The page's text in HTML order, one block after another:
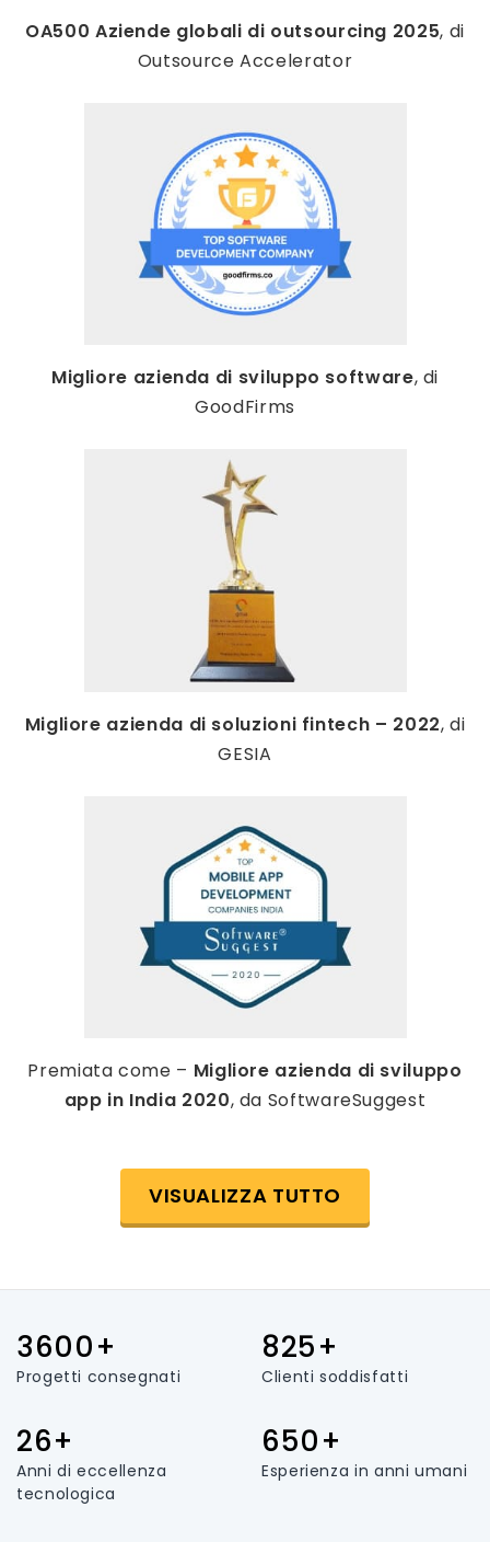
OA500 Aziende globali di outsourcing 2025, di
Outsource Accelerator
Migliore azienda di sviluppo software, di
GoodFirms
Migliore azienda di soluzioni fintech – 2022, di
GESIA
Premiata come – Migliore azienda di sviluppo
app in India 2020, da SoftwareSuggest
VISUALIZZA TUTTO
3600+
Progetti consegnati
825+
Clienti soddisfatti
26+
Anni di eccellenza
tecnologica
650+
Esperienza in anni umani